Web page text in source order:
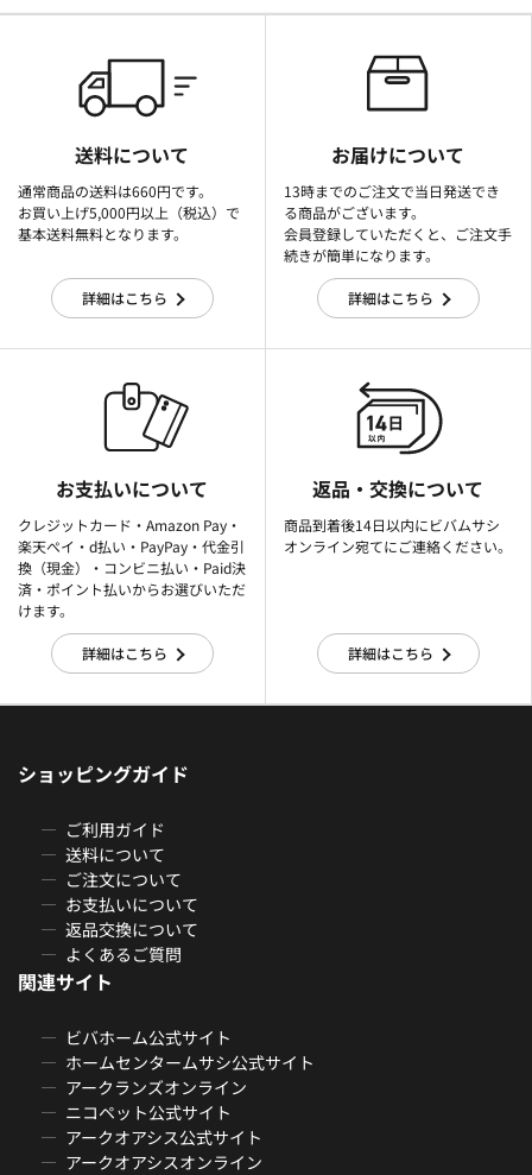
送料について
通常商品の送料は660円です。
お買い上げ5,000円以上（税込）で
基本送料無料となります。
詳細はこちら
お届けについて
13時までのご注文で当日発送でき
る商品がございます。
会員登録していただくと、ご注文手
続きが簡単になります。
詳細はこちら
お支払いについて
クレジットカード・Amazon Pay・
楽天ぺイ・d払い・PayPay・代金引
換（現金）・コンビニ払い・Paid決
済・ポイント払いからお選びいただ
けます。
詳細はこちら
返品・交換について
商品到着後14日以内にビバムサシ
オンライン宛てにご連絡ください。
詳細はこちら
ショッピングガイド
ご利用ガイド
送料について
ご注文について
お支払いについて
返品交換について
よくあるご質問
関連サイト
ビバホーム公式サイト
ホームセンタームサシ公式サイト
アークランズオンライン
ニコペット公式サイト
アークオアシス公式サイト
アークオアシスオンライン